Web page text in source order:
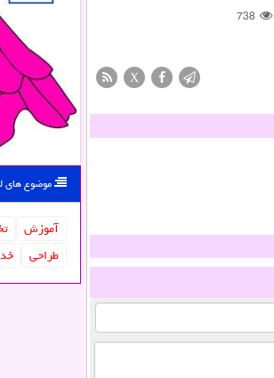
738
X
موضوع های
آموزش
طراحی